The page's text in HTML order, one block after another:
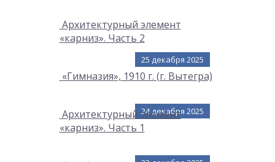
25 декабря 2025
24 декабря 2025
Архитектурный элемент
«карниз». Часть 2
«Гимназия», 1910 г. (г. Вытегра)
Архитектурный элемент
«карниз». Часть 1